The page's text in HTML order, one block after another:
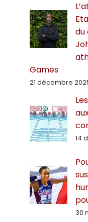
du
Games
21 décembre
14
30